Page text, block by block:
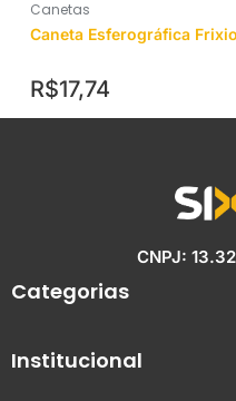
Canetas
Caneta Esferográfica
R$17,74
CNPJ:
Categorias
Institucional